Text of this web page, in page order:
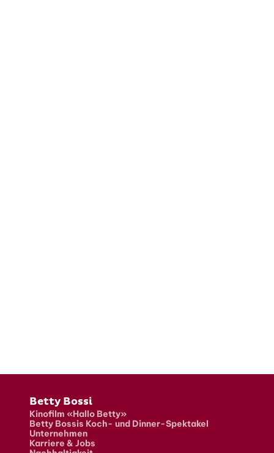
Fusszeile
Betty Bossi
Kinofilm «Hallo Betty»
Betty Bossis Koch- und Dinner-Spektakel
Unternehmen
Karriere & Jobs